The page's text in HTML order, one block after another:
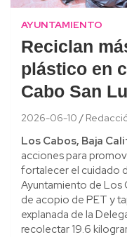
AYUNTAMIENTO
Reciclan
plástico en
Cabo San
2026-06-10
Los Cabos, Baja
acciones para
fortalecer el cuidado
Ayuntamiento de Los
de acopio de PET y
explanada de la
recolectar 19.6